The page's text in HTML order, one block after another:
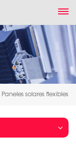
Paneles solares flexibles